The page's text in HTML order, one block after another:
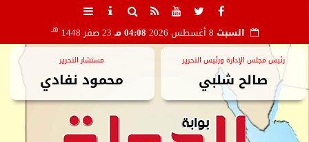
السبت 04:08 مـ 23 صفر 1448 هـ
رئيس مجلس الإدارة ورئيس التحرير
صالح شلبي
مستشار التحرير
محمود نفادي